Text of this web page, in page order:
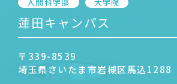
蓮田キャンパス
〒339-8539
埼玉県さいたま市岩槻区馬込1288